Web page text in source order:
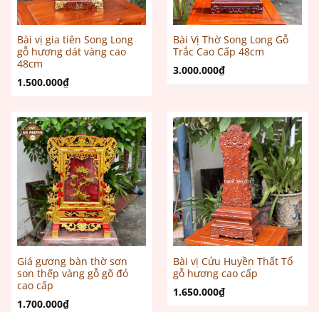
Bài vị gia tiên Song Long
gỗ hương dát vàng cao
48cm
1.500.000₫
Bài Vị Thờ Song Long Gỗ
Trắc Cao Cấp 48cm
3.000.000₫
Giá gương bàn thờ sơn
son thếp vàng gỗ gõ đỏ
cao cấp
1.700.000₫
Bài vị Cửu Huyền Thất Tổ
gỗ hương cao cấp
1.650.000₫